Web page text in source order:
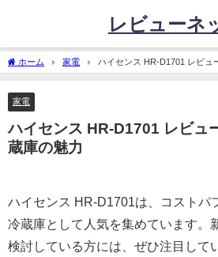
レビューネ
ホーム 家電 ハイセンス HR-D1701 レビュ
家電
ハイセンス HR-D1701 レビュ
蔵庫の魅力
ハイセンス HR-D1701は、コストパ
冷蔵庫として人気を集めています。
検討している方には、ぜひ注目して